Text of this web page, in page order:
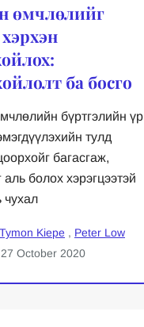
өмчлөлийг
ба босго
бүртгэлийн үр
тулд
багасгаж,
аль болох хэрэгцээтэй
чухал
Tymon Kiepe , Peter Low
October 2020